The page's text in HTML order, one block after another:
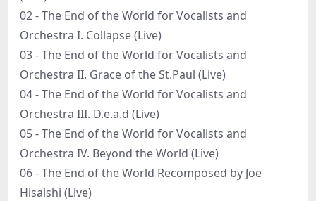
02 - The End of the World for Vocalists and
Orchestra I. Collapse (Live)
03 - The End of the World for Vocalists and
Orchestra II. Grace of the St.Paul (Live)
04 - The End of the World for Vocalists and
Orchestra III. D.e.a.d (Live)
05 - The End of the World for Vocalists and
Orchestra IV. Beyond the World (Live)
06 - The End of the World Recomposed by Joe
Hisaishi (Live)